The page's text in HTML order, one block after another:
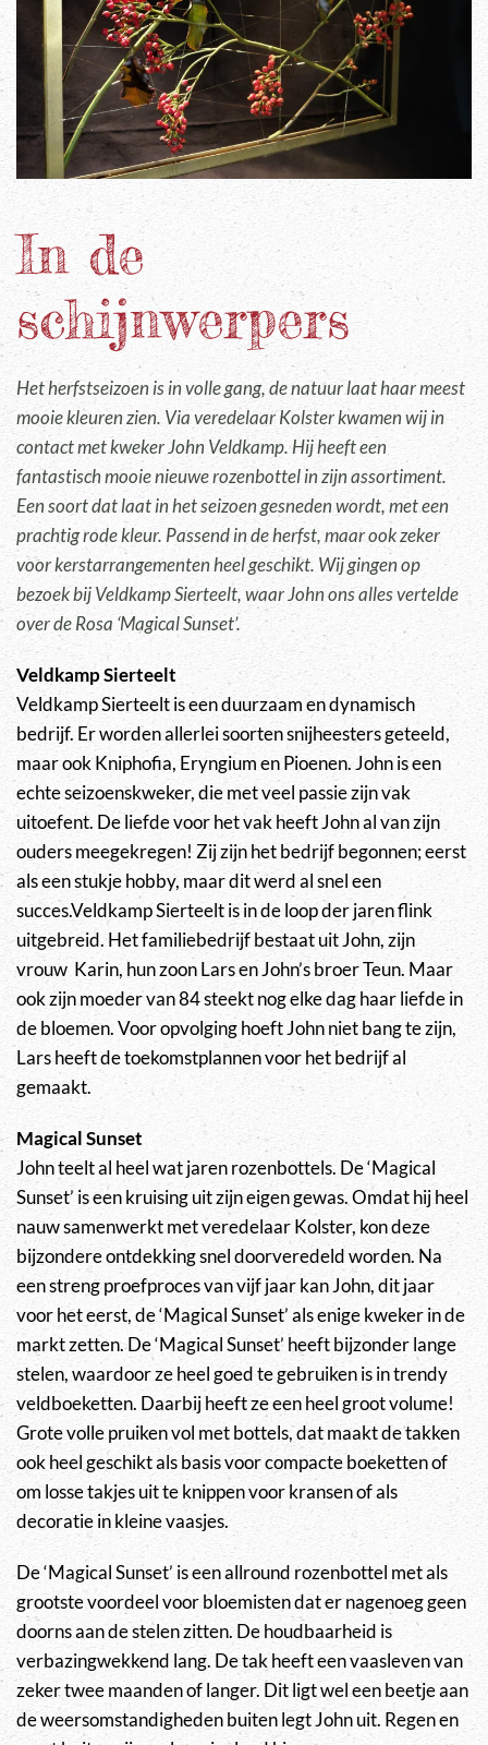
In de
schijnwerpers
Het herfstseizoen is in volle gang, de natuur laat haar meest
mooie kleuren zien. Via veredelaar Kolster kwamen wij in
contact met kweker John Veldkamp. Hij heeft een
fantastisch mooie nieuwe rozenbottel in zijn assortiment.
Een soort dat laat in het seizoen gesneden wordt, met een
prachtig rode kleur. Passend in de herfst, maar ook zeker
voor kerstarrangementen heel geschikt. Wij gingen op
bezoek bij Veldkamp Sierteelt, waar John ons alles vertelde
over de Rosa ‘Magical Sunset’.
Veldkamp Sierteelt
Veldkamp Sierteelt is een duurzaam en dynamisch
bedrijf. Er worden allerlei soorten snijheesters geteeld,
maar ook Kniphofia, Eryngium en Pioenen. John is een
echte seizoenskweker, die met veel passie zijn vak
uitoefent. De liefde voor het vak heeft John al van zijn
ouders meegekregen! Zij zijn het bedrijf begonnen; eerst
als een stukje hobby, maar dit werd al snel een
succes.Veldkamp Sierteelt is in de loop der jaren flink
uitgebreid. Het familiebedrijf bestaat uit John, zijn
vrouw Karin, hun zoon Lars en John’s broer Teun. Maar
ook zijn moeder van 84 steekt nog elke dag haar liefde in
de bloemen. Voor opvolging hoeft John niet bang te zijn,
Lars heeft de toekomstplannen voor het bedrijf al
gemaakt.
Magical Sunset
John teelt al heel wat jaren rozenbottels. De ‘Magical
Sunset’ is een kruising uit zijn eigen gewas. Omdat hij heel
nauw samenwerkt met veredelaar Kolster, kon deze
bijzondere ontdekking snel doorveredeld worden. Na
een streng proefproces van vijf jaar kan John, dit jaar
voor het eerst, de ‘Magical Sunset’ als enige kweker in de
markt zetten. De ‘Magical Sunset’ heeft bijzonder lange
stelen, waardoor ze heel goed te gebruiken is in trendy
veldboeketten. Daarbij heeft ze een heel groot volume!
Grote volle pruiken vol met bottels, dat maakt de takken
ook heel geschikt als basis voor compacte boeketten of
om losse takjes uit te knippen voor kransen of als
decoratie in kleine vaasjes.
De ‘Magical Sunset’ is een allround rozenbottel met als
grootste voordeel voor bloemisten dat er nagenoeg geen
doorns aan de stelen zitten. De houdbaarheid is
verbazingwekkend lang. De tak heeft een vaasleven van
zeker twee maanden of langer. Dit ligt wel een beetje aan
de weersomstandigheden buiten legt John uit. Regen en